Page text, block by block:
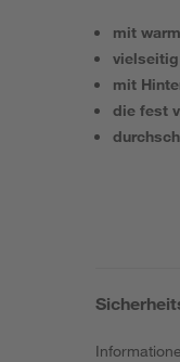
mit
mit
die fest